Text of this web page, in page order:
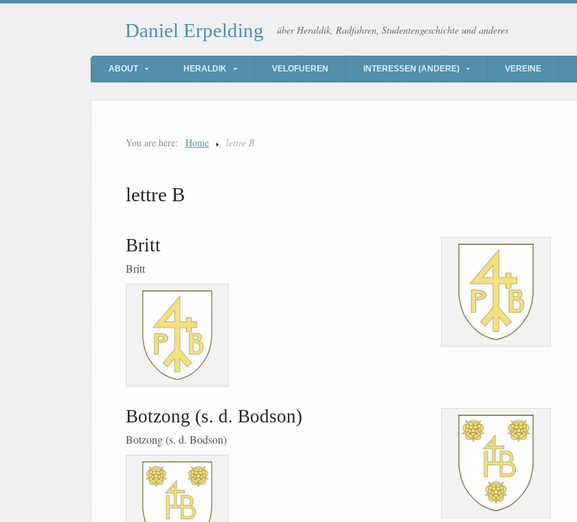
Daniel Erpelding über Heraldik, Radfahren, Studentengeschichte und anderes
ABOUT HERALDIK VELOFUEREN INTERESSEN (ANDERE) VEREINE
You are here: Home lettre B
lettre B
Britt
Britt
Botzong (s. d. Bodson)
Botzong (s. d. Bodson)